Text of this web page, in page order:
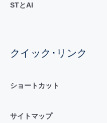
STとAI
クイック･リンク
ショートカット
サイトマップ